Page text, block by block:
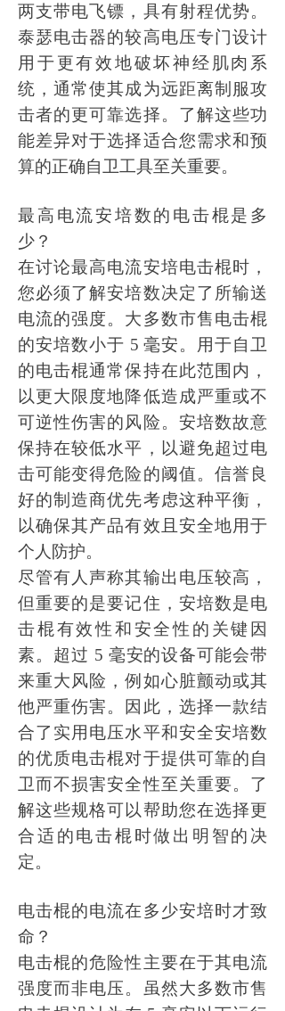
两支带电飞镖，具有射程优势。
泰瑟电击器的较高电压专门设计
用于更有效地破坏神经肌肉系
统，通常使其成为远距离制服攻
击者的更可靠选择。了解这些功
能差异对于选择适合您需求和预
算的正确自卫工具至关重要。
最高电流安培数的电击棍是多
少？
在讨论最高电流安培电击棍时，
您必须了解安培数决定了所输送
电流的强度。大多数市售电击棍
的安培数小于 5 毫安。用于自卫
的电击棍通常保持在此范围内，
以更大限度地降低造成严重或不
可逆性伤害的风险。安培数故意
保持在较低水平，以避免超过电
击可能变得危险的阈值。信誉良
好的制造商优先考虑这种平衡，
以确保其产品有效且安全地用于
个人防护。
尽管有人声称其输出电压较高，
但重要的是要记住，安培数是电
击棍有效性和安全性的关键因
素。超过 5 毫安的设备可能会带
来重大风险，例如心脏颤动或其
他严重伤害。因此，选择一款结
合了实用电压水平和安全安培数
的优质电击棍对于提供可靠的自
卫而不损害安全性至关重要。了
解这些规格可以帮助您在选择更
合适的电击棍时做出明智的决
定。
电击棍的电流在多少安培时才致
命？
电击棍的危险性主要在于其电流
强度而非电压。虽然大多数市售